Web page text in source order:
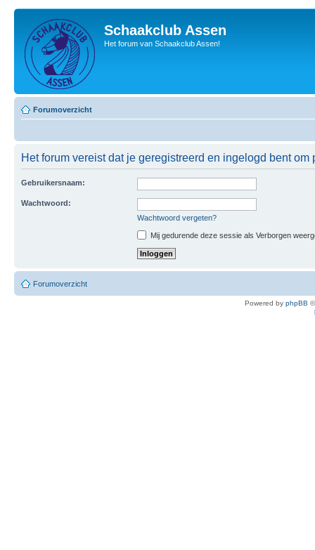
Schaakclub Assen
Het forum van Schaakclub Assen!
Forumoverzicht
Het forum vereist dat je geregistreerd en ingelogd bent om
Gebruikersnaam:
Wachtwoord:
Wachtwoord vergeten?
Mij gedurende deze sessie als Verborgen
Forumoverzicht
Powered by phpBB